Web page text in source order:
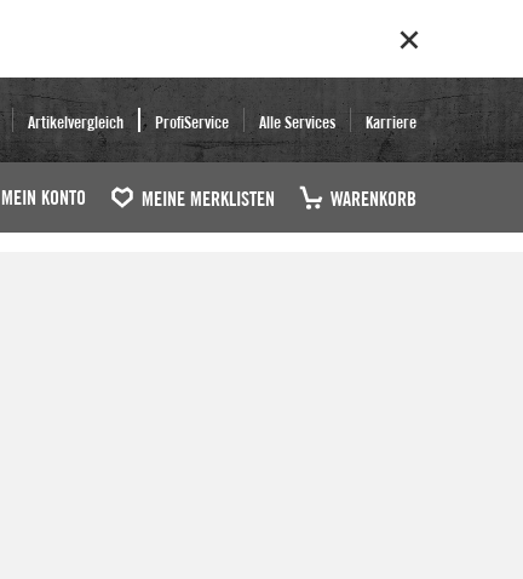
Artikelvergleich ProfiService Alle Services Karriere
MEIN KONTO MEINE MERKLISTEN WARENKORB